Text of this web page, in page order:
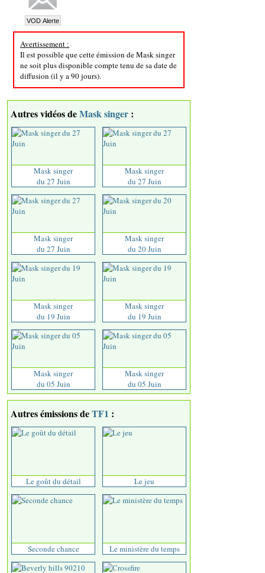
Avertissement :
Il est possible que cette émission de Mask singer
ne soit plus disponible compte tenu de sa date de
diffusion (il y a 90 jours).
Autres vidéos deMask singer :
Mask singer
du 27 Juin
Mask singer
du 27 Juin
Mask singer
du 27 Juin
Mask singer
du 20 Juin
Mask singer
du 19 Juin
Mask singer
du 19 Juin
Mask singer
du 05 Juin
Mask singer
du 05 Juin
Autres émissions deTF1 :
Le goût du détail Le jeu
Seconde chance Le ministère du temps